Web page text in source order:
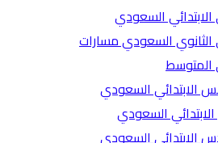
السعودي
السعودي مسارات
السعودي
السعودي
السعودي